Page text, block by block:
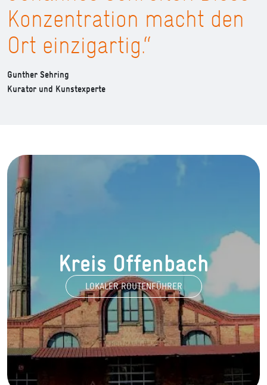
Konzentration macht den
Ort einzigartig.“
Gunther Sehring
Kurator und Kunstexperte
Kreis Offenbach
LOKALER ROUTENFÜHRER